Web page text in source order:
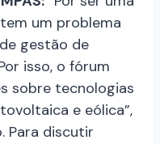
um problema
gestão de
isso, o fórum
sobre tecnologias
e eólica”,
Para discutir